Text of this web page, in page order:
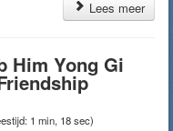
Lees meer
Him Yong Gi
1 min, 18 sec)